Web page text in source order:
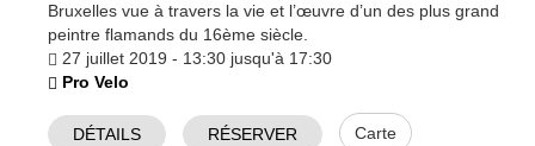
Bruxelles vue à travers la vie et l’œuvre d’un des plus grand
peintre flamands du 16ème siècle.
27 juillet 2019 - 13:30 jusqu'à 17:30
Pro Velo
DÉTAILS RÉSERVER Carte